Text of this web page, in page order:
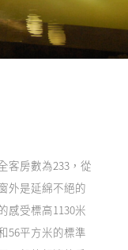
客房數為233，從
外是延綿不絕的
感受標高1130米
56平方米的標準